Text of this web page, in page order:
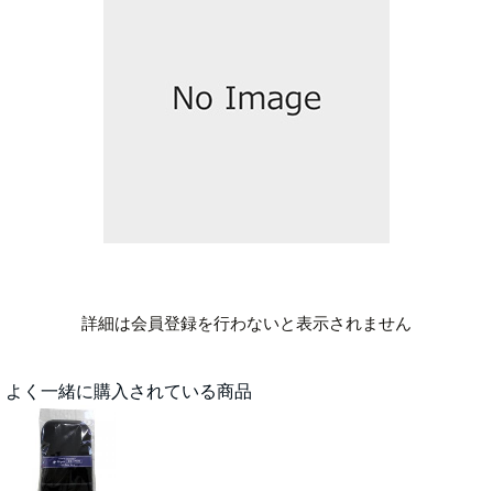
詳細は会員登録を行わないと表示されません
よく一緒に購入されている商品